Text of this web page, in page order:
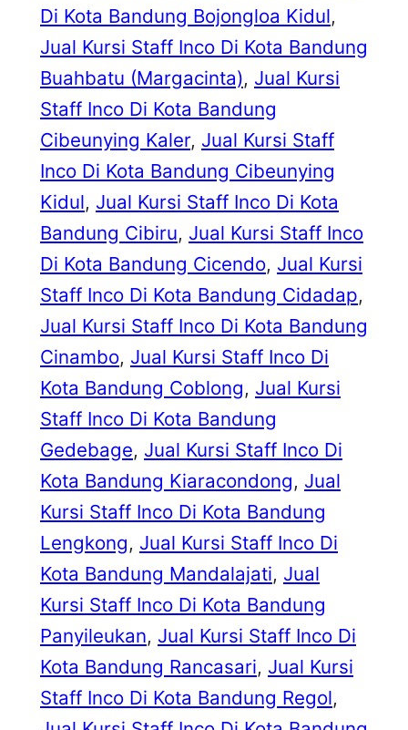
Di Kota Bandung Bojongloa Kidul
Jual Kursi Staff Inco Di Kota Bandung
Buahbatu (Margacinta), Jual Kursi
Staff Inco Di Kota Bandung
Cibeunying Kaler, Jual Kursi Staff
Inco Di Kota Bandung Cibeunying
Kidul, Jual Kursi Staff Inco Di Kota
Bandung Cibiru, Jual Kursi Staff Inco
Di Kota Bandung Cicendo, Jual Kursi
Staff Inco Di Kota Bandung Cidadap
Jual Kursi Staff Inco Di Kota Bandung
Cinambo, Jual Kursi Staff Inco Di
Kota Bandung Coblong, Jual Kursi
Staff Inco Di Kota Bandung
Gedebage, Jual Kursi Staff Inco Di
Kota Bandung Kiaracondong, Jual
Kursi Staff Inco Di Kota Bandung
Lengkong, Jual Kursi Staff Inco Di
Kota Bandung Mandalajati, Jual
Kursi Staff Inco Di Kota Bandung
Panyileukan, Jual Kursi Staff Inco Di
Kota Bandung Rancasari, Jual Kursi
Staff Inco Di Kota Bandung Regol